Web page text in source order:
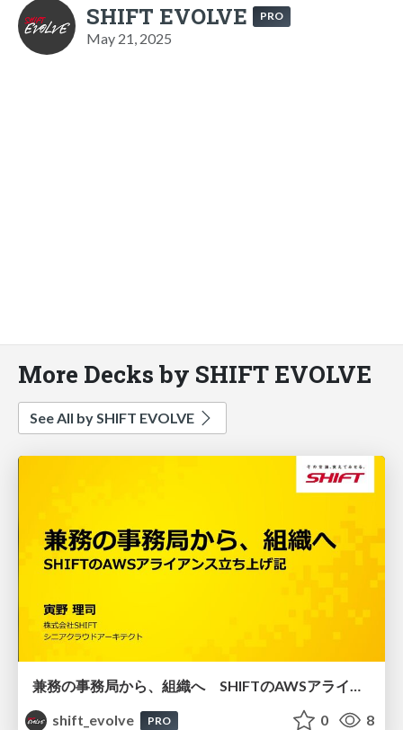
SHIFT EVOLVE PRO
May 21, 2025
More Decks by SHIFT EVOLVE
See All by SHIFT EVOLVE
兼務の事務局から、組織へ SHIFTのAWSアライアンス立ち上げ記 / 20260807 Satoshi Torano
shift_evolve
PRO 0 8